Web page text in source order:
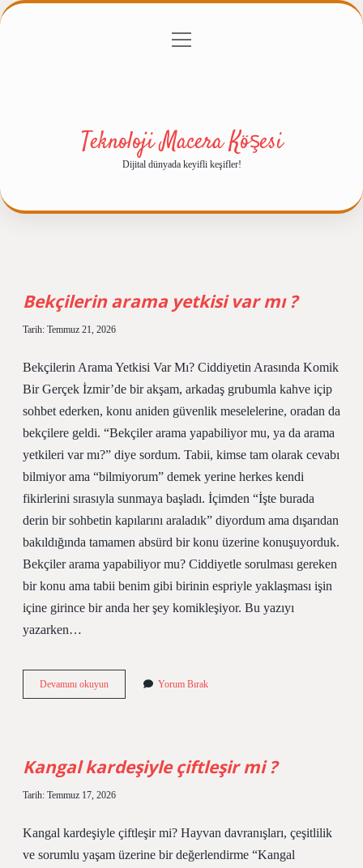
Gizlilik Politikası
menüyü
Teknoloji Macera Köşesi
Dijital dünyada keyifli keşifler!
Macera
Köşesi
Yazılar
Bekçilerin arama yetkisi var mı ?
Tarih: Temmuz 21, 2026
Bekçilerin Arama Yetkisi Var Mı? Ciddiyetin Arasında Komik
Bir Gerçek İzmir’de bir akşam, arkadaş grubumla kahve içip
sohbet ederken, konu aniden güvenlik meselelerine, oradan da
bekçilere geldi. “Bekçiler arama yapabiliyor mu, ya da arama
yetkileri var mı?” diye sordum. Tabii, kimse tam olarak cevabı
bilmiyor ama “bilmiyorum” demek yerine herkes kendi
fikirlerini sırasıyla sunmaya başladı. İçimden “İşte burada
derin bir sohbetin kapılarını araladık” diyordum ama dışarıdan
bakıldığında tamamen absürd bir konu üzerine konuşuyorduk.
Bekçiler arama yapabiliyor mu? Ciddiyetle sorulması gereken
bir konu ama tabii benim gibi birinin espriyle yaklaşması işin
içine girince bir anda her şey komikleşiyor. Bu yazıyı
yazarken…
Devamını okuyunBekçilerin
arama
Yorum Bırak
Kangal kardeşiyle çiftleşir mi ?
Tarih: Temmuz 17, 2026
Kangal kardeşiyle çiftleşir mi? Hayvan davranışları, çeşitlilik
ve sorumlu yaşam üzerine bir değerlendirme “Kangal